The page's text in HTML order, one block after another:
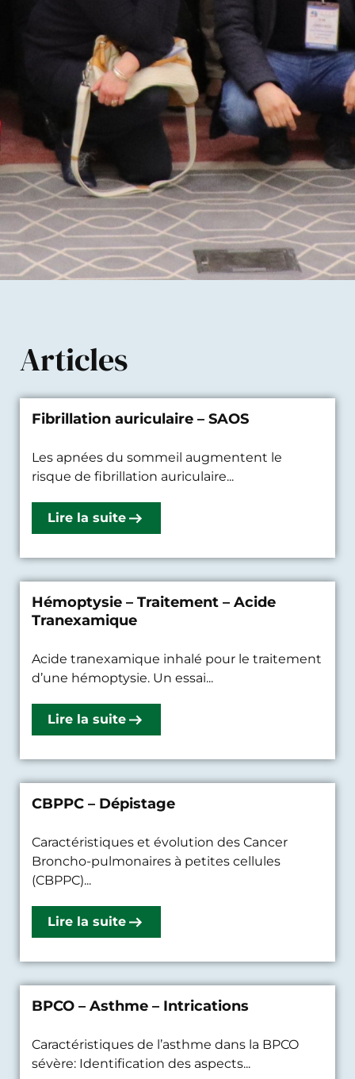
Articles
Fibrillation auriculaire – SAOS
Les apnées du sommeil augmentent le
risque de fibrillation auriculaire...
Lire la suite
Hémoptysie – Traitement – Acide
Tranexamique
Acide tranexamique inhalé pour le traitement
d’une hémoptysie. Un essai...
Lire la suite
CBPPC – Dépistage
Caractéristiques et évolution des Cancer
Broncho-pulmonaires à petites cellules
(CBPPC)...
Lire la suite
BPCO – Asthme – Intrications
Caractéristiques de l’asthme dans la BPCO
sévère: Identification des aspects...